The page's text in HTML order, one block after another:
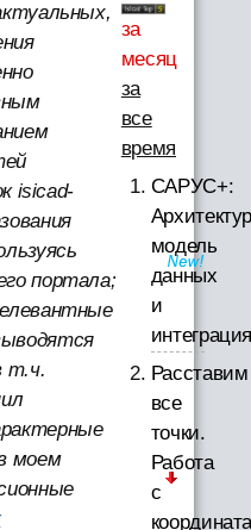
isicad-
портала;
т.ч.
моем
за
месяц
за
все
время
САРУС+:
модель
данных
и
Расставим
все
точки.
Работа
с